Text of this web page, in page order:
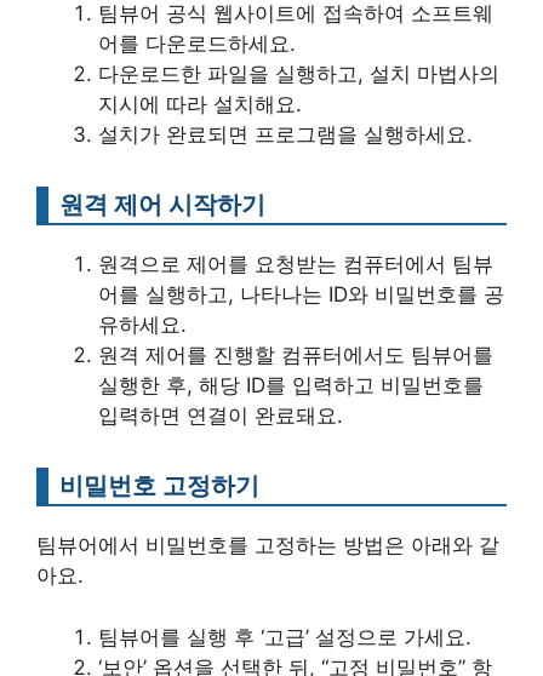
팀뷰어 공식 웹사이트에 접속하여 소프트웨
어를 다운로드하세요.
다운로드한 파일을 실행하고, 설치 마법사의
지시에 따라 설치해요.
설치가 완료되면 프로그램을 실행하세요.
원격 제어 시작하기
원격으로 제어를 요청받는 컴퓨터에서 팀뷰
어를 실행하고, 나타나는 ID와 비밀번호를 공
유하세요.
원격 제어를 진행할 컴퓨터에서도 팀뷰어를
실행한 후, 해당 ID를 입력하고 비밀번호를
입력하면 연결이 완료돼요.
비밀번호 고정하기
팀뷰어에서 비밀번호를 고정하는 방법은 아래와 같
아요.
팀뷰어를 실행 후 ‘고급’ 설정으로 가세요.
‘보안’ 옵션을 선택한 뒤, “고정 비밀번호” 항